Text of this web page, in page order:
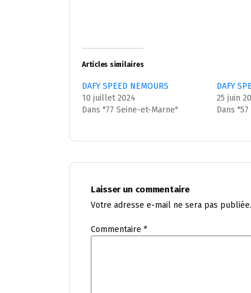
Articles similaires
DAFY SPEED NEMOURS
10 juillet 2024
Dans "77 Seine-et-Marne"
DAFY
25 juin
Dans
Laisser un commentaire
Votre adresse e-mail ne sera pas publiée.
Commentaire *